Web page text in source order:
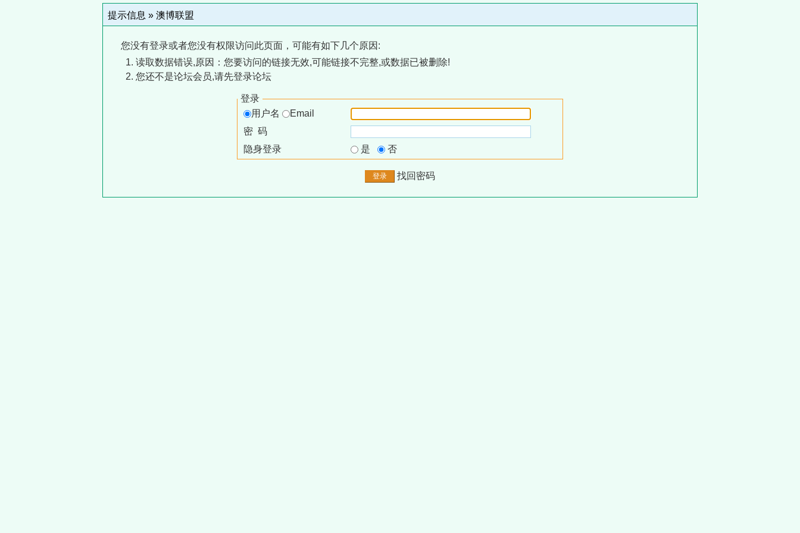
提示信息 » 澳博联盟
您没有登录或者您没有权限访问此页面，可能有如下几个原因:
读取数据错误,原因：您要访问的链接无效,可能链接不完整,或数据已被删除!
您还不是论坛会员,请先登录论坛
登录
用户名
Email
密 码
隐身登录
是 否
找回密码